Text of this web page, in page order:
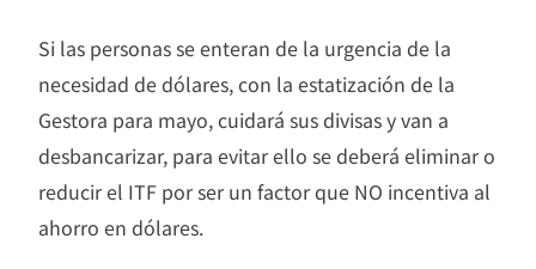
Si las personas se enteran de la urgencia de la
necesidad de dólares, con la estatización de la
Gestora para mayo, cuidará sus divisas y van a
desbancarizar, para evitar ello se deberá eliminar o
reducir el ITF por ser un factor que NO incentiva al
ahorro en dólares.